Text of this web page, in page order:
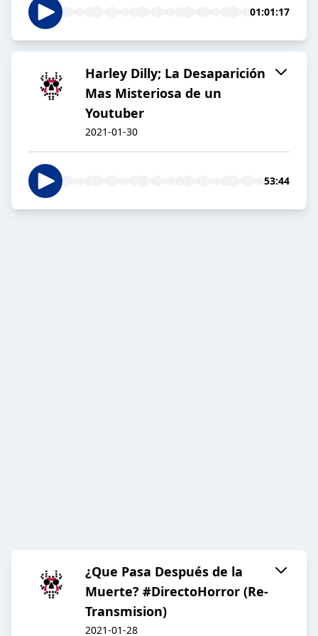
01:01:17
Harley Dilly; La Desaparición
Mas Misteriosa de un
Youtuber
2021-01-30
53:44
¿Que Pasa Después de la
Muerte? #DirectoHorror (Re-
Transmision)
2021-01-28